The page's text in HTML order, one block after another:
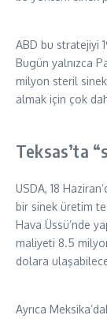
ABD bu stratejiyi
Bugün yalnızca
milyon steril
almak için çok
Teksas’ta
USDA, 18
bir sinek üretim
Hava Üssü’nde
maliyeti 8.5
dolara
Ayrıca